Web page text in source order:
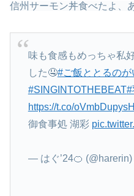
信州サーモン丼食べたよ、
味も食感もめっちゃ私
した🤤#ご飯ととるの
#SINGINTOTHEBEAT#
https://t.co/oVmbDupysH
御食事処 湖彩
— はぐ’24🍊 (@harerin)